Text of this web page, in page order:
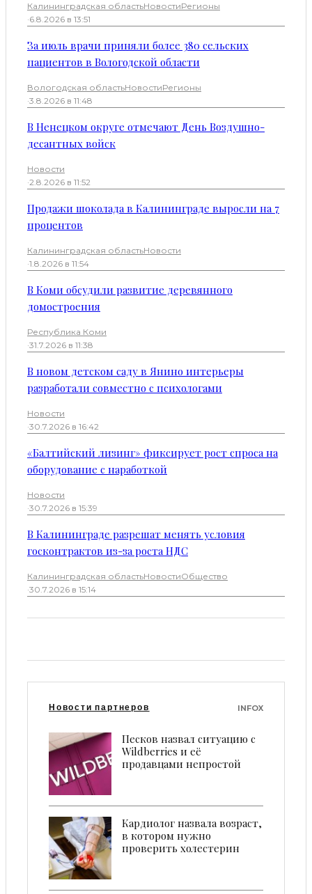
Калининградская областьНовостиРегионы
·6.8.2026 в 13:51
За июль врачи приняли более 380 сельских
пациентов в Вологодской области
Вологодская областьНовостиРегионы
·3.8.2026 в 11:48
В Ненецком округе отмечают День Воздушно-
десантных войск
Новости
·2.8.2026 в 11:52
Продажи шоколада в Калининграде выросли на 7
процентов
Калининградская областьНовости
·1.8.2026 в 11:54
В Коми обсудили развитие деревянного
домостроения
Республика Коми
·31.7.2026 в 11:38
В новом детском саду в Янино интерьеры
разработали совместно с психологами
Новости
·30.7.2026 в 16:42
«Балтийский лизинг» фиксирует рост спроса на
оборудование с наработкой
Новости
·30.7.2026 в 15:39
В Калининграде разрешат менять условия
госконтрактов из-за роста НДС
Калининградская областьНовостиОбщество
·30.7.2026 в 15:14
Новости партнеров INFOX
Песков назвал ситуацию с
Wildberries и её
продавцами непростой
Кардиолог назвала возраст,
в котором нужно
проверить холестерин